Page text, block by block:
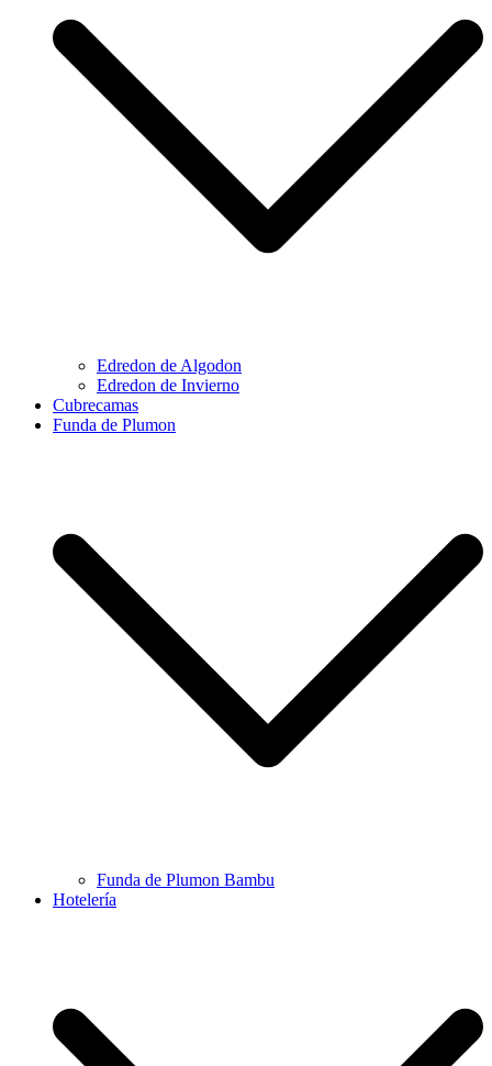
Edredon de Algodon
Edredon de Invierno
Cubrecamas
Funda de Plumon
Funda de Plumon Bambu
Hotelería